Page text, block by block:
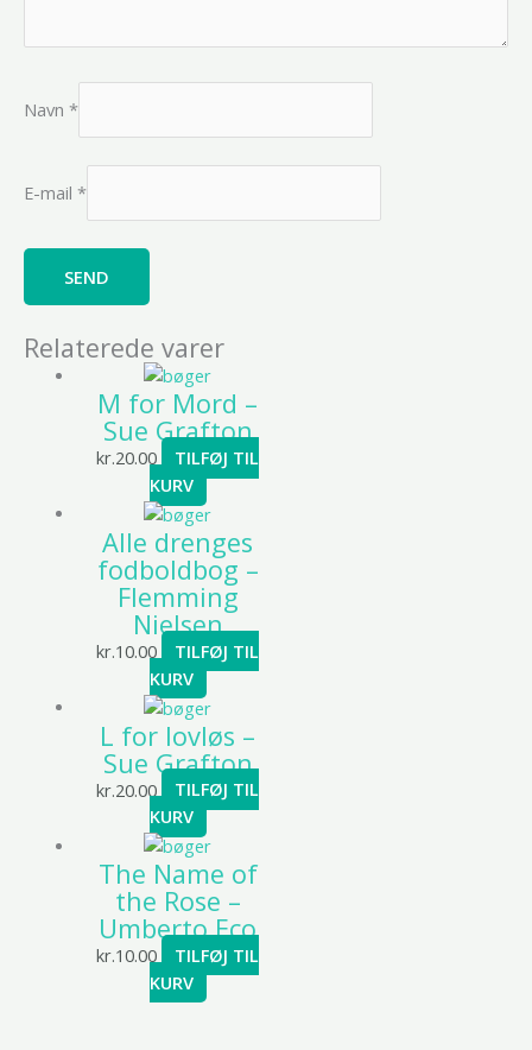
Navn *
E-mail *
Relaterede varer
M for Mord –
Sue Grafton
kr.20.00
TILFØJ TIL
KURV
Alle drenges
fodboldbog –
Flemming
Nielsen
kr.10.00
TILFØJ TIL
KURV
L for lovløs –
Sue Grafton
kr.20.00
TILFØJ TIL
KURV
The Name of
the Rose –
Umberto Eco
kr.10.00
TILFØJ TIL
KURV